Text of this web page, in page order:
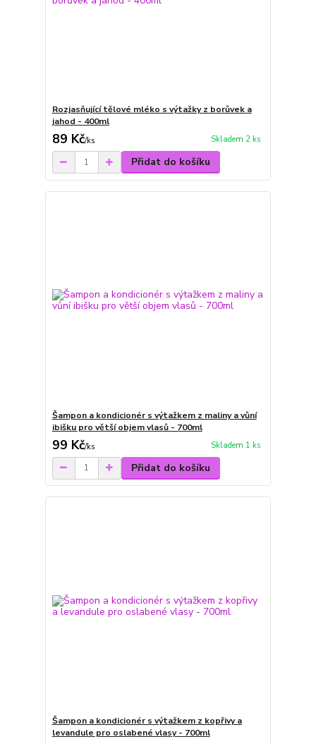
Rozjasňující tělové mléko s výtažky z borůvek a
jahod - 400ml
89 Kč/ks Skladem 2 ks
Přidat do košíku
Šampon a kondicionér s výtažkem z maliny a vůní
ibišku pro větší objem vlasů - 700ml
99 Kč/ks Skladem 1 ks
Přidat do košíku
Šampon a kondicionér s výtažkem z kopřivy a
levandule pro oslabené vlasy - 700ml